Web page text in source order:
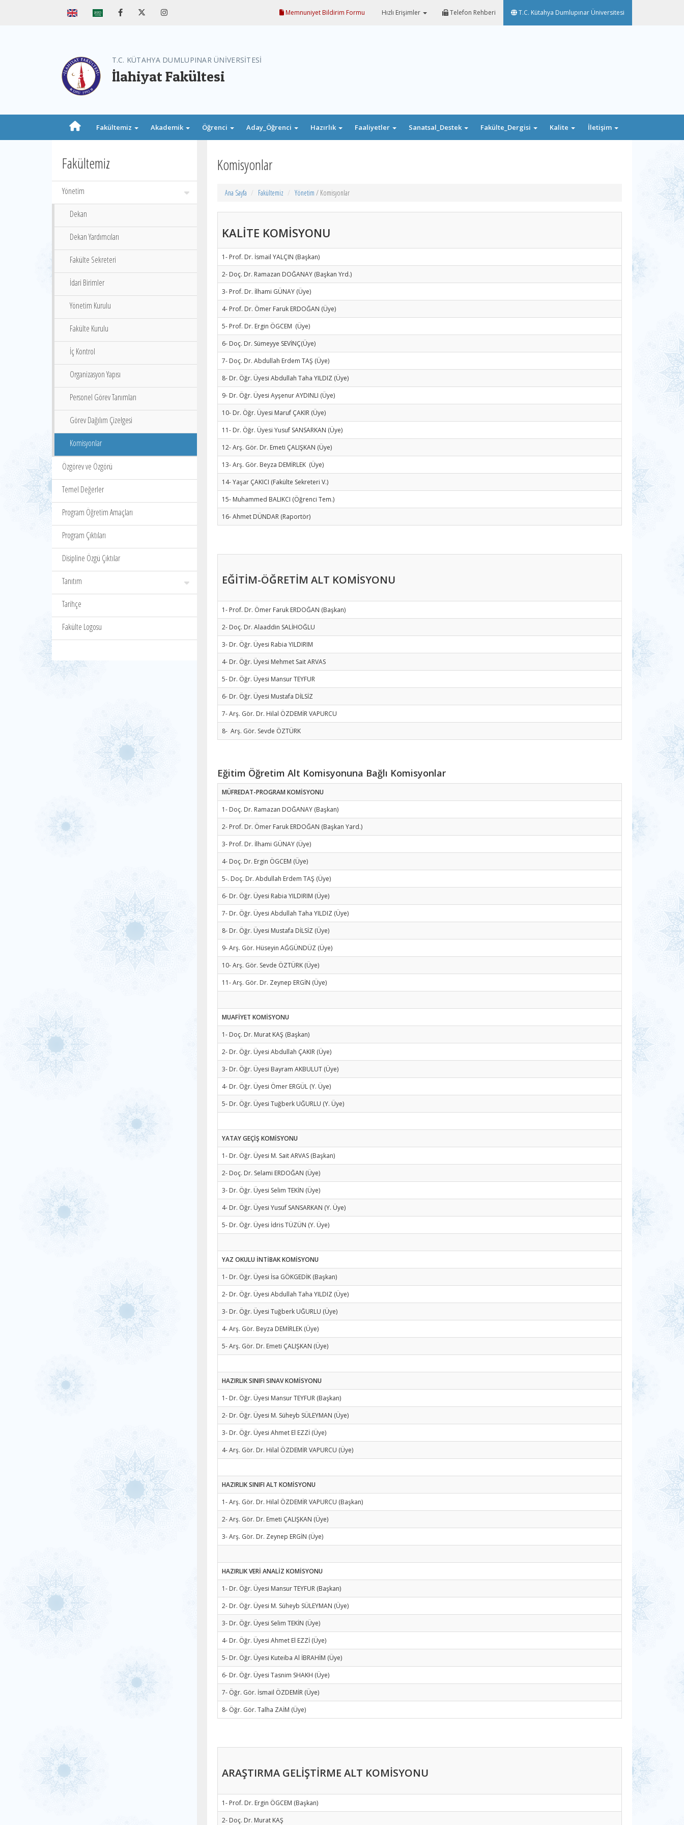
Memnuniyet Bildirim Formu Hızlı Erişimler Telefon Rehberi T.C. Kütahya Dumlupınar Üniversitesi
T.C. KÜTAHYA DUMLUPINAR ÜNİVERSİTESİ
İlahiyat Fakültesi
Fakültemiz Akademik Öğrenci Aday_Öğrenci Hazırlık Faaliyetler Sanatsal_Destek Fakülte_Dergisi Kalite İletişim
Fakültemiz
Yönetim
Dekan
Dekan Yardımcıları
Fakülte Sekreteri
İdari Birimler
Yönetim Kurulu
Fakülte Kurulu
İç Kontrol
Organizasyon Yapısı
Personel Görev Tanımları
Görev Dağılım Çizelgesi
Komisyonlar
Özgörev ve Özgörü
Temel Değerler
Program Öğretim Amaçları
Program Çıktıları
Disipline Özgü Çıktılar
Tanıtım
Tarihçe
Fakülte Logosu
Komisyonlar
Ana Sayfa Fakültemiz Yönetim / Komisyonlar
KALİTE KOMİSYONU
1- Prof. Dr. İsmail YALÇIN (Başkan)
2- Doç. Dr. Ramazan DOĞANAY (Başkan Yrd.)
3- Prof. Dr. İlhami GÜNAY (Üye)
4- Prof. Dr. Ömer Faruk ERDOĞAN (Üye)
5- Prof. Dr. Ergin ÖGCEM (Üye)
6- Doç. Dr. Sümeyye SEVİNÇ(Üye)
7- Doç. Dr. Abdullah Erdem TAŞ (Üye)
8- Dr. Öğr. Üyesi Abdullah Taha YILDIZ (Üye)
9- Dr. Öğr. Üyesi Ayşenur AYDINLI (Üye)
10- Dr. Öğr. Üyesi Maruf ÇAKIR (Üye)
11- Dr. Öğr. Üyesi Yusuf SANSARKAN (Üye)
12- Arş. Gör. Dr. Emeti ÇALIŞKAN (Üye)
13- Arş. Gör. Beyza DEMİRLEK (Üye)
14- Yaşar ÇAKICI (Fakülte Sekreteri V.)
15- Muhammed BALIKCI (Öğrenci Tem.)
16- Ahmet DÜNDAR (Raportör)
EĞİTİM-ÖĞRETİM ALT KOMİSYONU
1- Prof. Dr. Ömer Faruk ERDOĞAN (Başkan)
2- Doç. Dr. Alaaddin SALİHOĞLU
3- Dr. Öğr. Üyesi Rabia YILDIRIM
4- Dr. Öğr. Üyesi Mehmet Sait ARVAS
5- Dr. Öğr. Üyesi Mansur TEYFUR
6- Dr. Öğr. Üyesi Mustafa DİLSİZ
7- Arş. Gör. Dr. Hilal ÖZDEMİR VAPURCU
8- Arş. Gör. Sevde ÖZTÜRK
Eğitim Öğretim Alt Komisyonuna Bağlı Komisyonlar
MÜFREDAT-PROGRAM KOMİSYONU
1- Doç. Dr. Ramazan DOĞANAY (Başkan)
2- Prof. Dr. Ömer Faruk ERDOĞAN (Başkan Yard.)
3- Prof. Dr. İlhami GÜNAY (Üye)
4- Doç. Dr. Ergin ÖGCEM (Üye)
5-. Doç. Dr. Abdullah Erdem TAŞ (Üye)
6- Dr. Öğr. Üyesi Rabia YILDIRIM (Üye)
7- Dr. Öğr. Üyesi Abdullah Taha YILDIZ (Üye)
8- Dr. Öğr. Üyesi Mustafa DİLSİZ (Üye)
9- Arş. Gör. Hüseyin AĞGÜNDÜZ (Üye)
10- Arş. Gör. Sevde ÖZTÜRK (Üye)
11- Arş. Gör. Dr. Zeynep ERGİN (Üye)
MUAFİYET KOMİSYONU
1- Doç. Dr. Murat KAŞ (Başkan)
2- Dr. Öğr. Üyesi Abdullah ÇAKIR (Üye)
3- Dr. Öğr. Üyesi Bayram AKBULUT (Üye)
4- Dr. Öğr. Üyesi Ömer ERGÜL (Y. Üye)
5- Dr. Öğr. Üyesi Tuğberk UĞURLU (Y. Üye)
YATAY GEÇİŞ KOMİSYONU
1- Dr. Öğr. Üyesi M. Sait ARVAS (Başkan)
2- Doç. Dr. Selami ERDOĞAN (Üye)
3- Dr. Öğr. Üyesi Selim TEKİN (Üye)
4- Dr. Öğr. Üyesi Yusuf SANSARKAN (Y. Üye)
5- Dr. Öğr. Üyesi İdris TÜZÜN (Y. Üye)
YAZ OKULU İNTİBAK KOMİSYONU
1- Dr. Öğr. Üyesi İsa GÖKGEDİK (Başkan)
2- Dr. Öğr. Üyesi Abdullah Taha YILDIZ (Üye)
3- Dr. Öğr. Üyesi Tuğberk UĞURLU (Üye)
4- Arş. Gör. Beyza DEMİRLEK (Üye)
5- Arş. Gör. Dr. Emeti ÇALIŞKAN (Üye)
HAZIRLIK SINIFI SINAV KOMİSYONU
1- Dr. Öğr. Üyesi Mansur TEYFUR (Başkan)
2- Dr. Öğr. Üyesi M. Süheyb SÜLEYMAN (Üye)
3- Dr. Öğr. Üyesi Ahmet El EZZİ (Üye)
4- Arş. Gör. Dr. Hilal ÖZDEMİR VAPURCU (Üye)
HAZIRLIK SINIFI ALT KOMİSYONU
1- Arş. Gör. Dr. Hilal ÖZDEMİR VAPURCU (Başkan)
2- Arş. Gör. Dr. Emeti ÇALIŞKAN (Üye)
3- Arş. Gör. Dr. Zeynep ERGİN (Üye)
HAZIRLIK VERİ ANALİZ KOMİSYONU
1- Dr. Öğr. Üyesi Mansur TEYFUR (Başkan)
2- Dr. Öğr. Üyesi M. Süheyb SÜLEYMAN (Üye)
3- Dr. Öğr. Üyesi Selim TEKİN (Üye)
4- Dr. Öğr. Üyesi Ahmet El EZZİ (Üye)
5- Dr. Öğr. Üyesi Kuteiba Al İBRAHİM (Üye)
6- Dr. Öğr. Üyesi Tasnim SHAKH (Üye)
7- Öğr. Gör. İsmail ÖZDEMİR (Üye)
8- Öğr. Gör. Talha ZAİM (Üye)
ARAŞTIRMA GELİŞTİRME ALT KOMİSYONU
1- Prof. Dr. Ergin ÖGCEM (Başkan)
2- Doç. Dr. Murat KAŞ